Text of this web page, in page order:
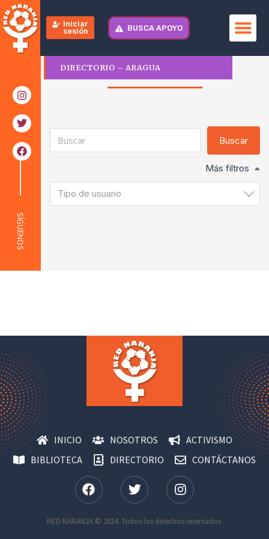
Iniciar
sesión
BUSCA APOYO
SÍGUENOS
DIRECTORIO – ARAGUA
Más filtros
Tipo de usuario
INICIO NOSOTROS
ACTIVISMO
BIBLIOTECA
DIRECTORIO CONTÁCTANOS
RED NARANJA © 2024. Todos los derechos reservados.